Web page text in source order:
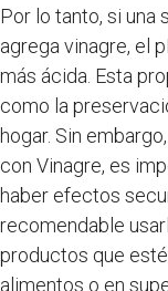
Por lo tanto, si una
agrega vinagre, el
más ácida. Esta
como la
hogar. Sin
con Vinagre, es
haber efectos
recomendable
productos que
alimentos o en